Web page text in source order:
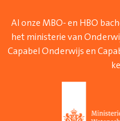
Al onze MBO- en HBO
het ministerie van
Capabel Onderwijs en